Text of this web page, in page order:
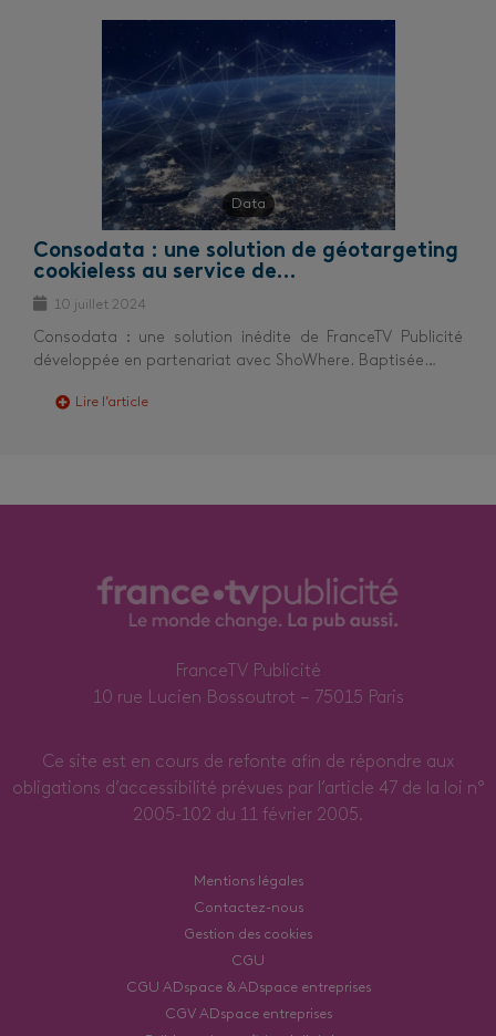
Data
Consodata : une solution de géotargeting
cookieless au service de…
10 juillet 2024
Consodata : une solution inédite de FranceTV Publicité
développée en partenariat avec ShoWhere. Baptisée…
Lire l’article
FranceTV Publicité
10 rue Lucien Bossoutrot – 75015 Paris
Ce site est en cours de refonte afin de répondre aux
obligations d’accessibilité prévues par l’article 47 de la loi n°
2005-102 du 11 février 2005.
Mentions légales
Contactez-nous
Gestion des cookies
CGU
CGU ADspace & ADspace entreprises
CGV ADspace entreprises